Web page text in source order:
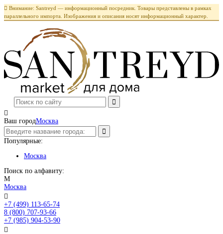
 Внимание: Santreyd — информационный посредник. Товары представлены в рамках
параллельного импорта. Изображения и описания носят информационный характер.

Ваш городМосква
Популярные:
Москва
Поиск по алфавиту:
М
Москва

+7 (499) 113-65-74
8 (800) 707-93-66
+7 (985) 904-53-90
